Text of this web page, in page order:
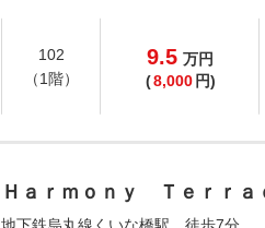
102
（1階）
9.5 万円
(8,000 円)
Ｈａｒｍｏｎｙ Ｔｅｒｒａ